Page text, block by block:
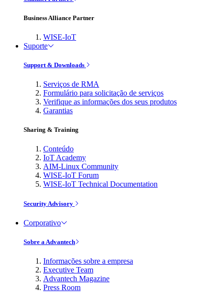
Business Alliance Partner
WISE-IoT
Suporte
Support & Downloads
Serviços de RMA
Formulário para solicitação de serviços
Verifique as informações dos seus produtos
Garantias
Sharing & Training
Conteúdo
IoT Academy
AIM-Linux Community
WISE-IoT Forum
WISE-IoT Technical Documentation
Security Advisory
Corporativo
Sobre a Advantech
Informações sobre a empresa
Executive Team
Advantech Magazine
Press Room